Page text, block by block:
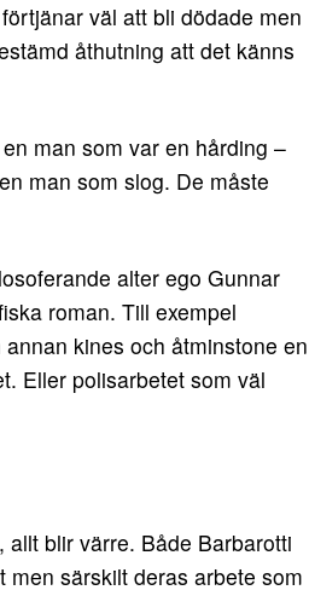
väl att bli dödade men
åthutning att det känns
man som var en hårding –
man som slog. De måste
alter ego Gunnar
roman. Till exempel
kines och åtminstone en
Eller polisarbetet som väl
blir värre. Både Barbarotti
särskilt deras arbete som